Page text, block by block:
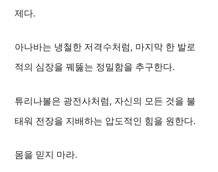
제다.
아나바는 냉철한 저격수처럼, 마지막 한 발로
적의 심장을 꿰뚫는 정밀함을 추구한다.
튜리나볼은 광전사처럼, 자신의 모든 것을 불
태워 전장을 지배하는 압도적인 힘을 원한다.
몸을 믿지 마라.